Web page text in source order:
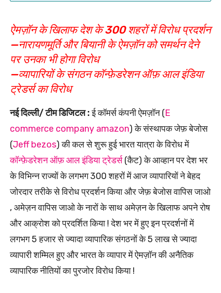
ऐमज़ॉन के खिलाफ देश के 300 शहरों में विरोध प्रदर्शन
—नारायणमूर्ति और बियानी के ऐमज़ॉन को समर्थन देने
पर उनका भी होगा विरोध
—व्यापारियों के संगठन कॉन्फ़ेडरेशन ऑफ़ आल इंडिया
ट्रेडर्स का विरोध
नई दिल्ली/ टीम डिजिटल :ई कॉमर्स कंपनी ऐमज़ॉन (E
commerce company amazon) के संस्थापक जेफ़ बेजोस
(Jeff bezos) की कल से शुरू हुई भारत यात्रा के विरोध में
कॉन्फ़ेडरेशन ऑफ़ आल इंडिया ट्रेडर्स(कैट) के आव्हान पर देश भर
के विभिन्न राज्यों के लगभग 300 शहरों में आज व्यापारियों ने बेहद
जोरदार तरीके से विरोध प्रदर्शन किया और जेफ़ बेजोस वापिस जाओ
, अमेज़न वापिस जाओ के नारों के साथ अमेज़न के खिलाफ अपने रोष
और आक्रोश को प्रदर्शित किया ! देश भर में हुए इन प्रदर्शनों में
लगभग 5 हजार से ज्यादा व्यापारिक संगठनों के 5 लाख से ज्यादा
व्यापारी शम्मिल हुए और भारत के व्यापार में ऐमज़ॉन की अनैतिक
व्यापारिक नीतियों का पुरजोर विरोध किया !